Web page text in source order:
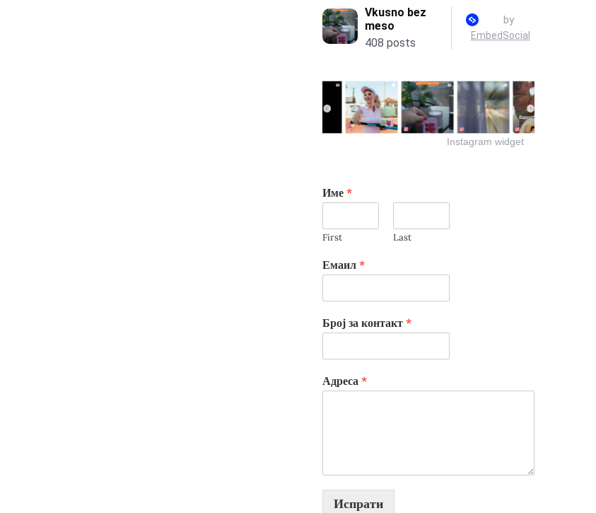
Instagram widget
Име *
First Last
Емаил *
Број за контакт *
Адреса *
Испрати